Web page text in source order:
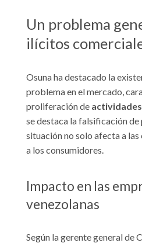
Un problema
ilícitos
Osuna ha destacado la
problema en el mercado,
proliferación de actividades
se destaca la falsificación
situación no solo afecta a
a los consumidores.
Impacto en las
venezolanas
Según la gerente general de